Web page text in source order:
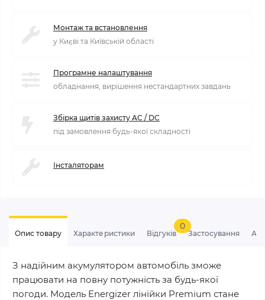
Монтаж та встановлення
у Києві та Київській області
Програмне налаштування
обладнання, вирішення нестандартних завдань
Збірка щитів захисту AC / DC
під замовлення будь-якої складності
Інсталяторам
Опис товару Характеристики Відгуків
0
Застосування
З надійним акумулятором автомобіль зможе
працювати на повну потужність за будь-якої
погоди. Модель Energizer лінійки Premium стане